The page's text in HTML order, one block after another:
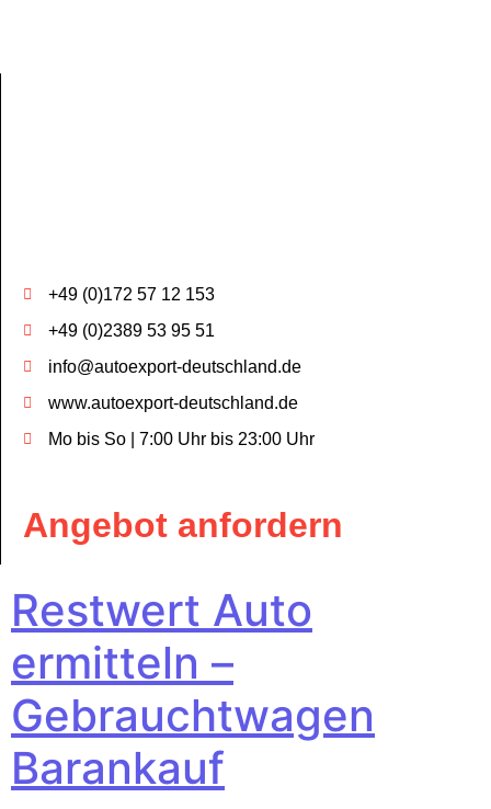
+49 (0)172 57 12 153
+49 (0)2389 53 95 51
info@autoexport-deutschland.de
www.autoexport-deutschland.de
Mo bis So | 7:00 Uhr bis 23:00 Uhr
Angebot anfordern
Restwert Auto
ermitteln –
Gebrauchtwagen
Barankauf